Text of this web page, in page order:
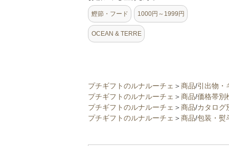
鰹節・フード 1000円～1999円
OCEAN & TERRE
プチギフトのルナルーチェ ＞商品/引出物・
プチギフトのルナルーチェ ＞商品/価格帯別
プチギフトのルナルーチェ ＞商品/カタログ
プチギフトのルナルーチェ ＞商品/包装・熨